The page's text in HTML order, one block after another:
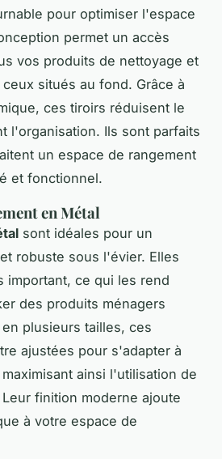
pour optimiser l'espace
permet un accès
vos produits de nettoyage et
situés au fond. Grâce à
ces tiroirs réduisent le
l'organisation. Ils sont parfaits
un espace de rangement
et fonctionnel.
en Métal
sont idéales pour un
robuste sous l'évier. Elles
important, ce qui les rend
des produits ménagers
plusieurs tailles, ces
ajustées pour s'adapter à
ainsi l'utilisation de
finition moderne ajoute
à votre espace de